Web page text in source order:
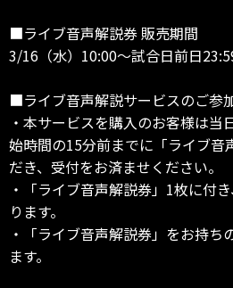
■ライブ音声解説券 販売期間
3/16（水）10:00～試合日前日
■ライブ音声解説サービスのご参
・本サービスを購入のお客様は当
始時間の15分前までに「ライブ音
だき、受付をお済ませください。
・「ライブ音声解説券」1枚に付
ります。
・「ライブ音声解説券」をお持ち
ます。